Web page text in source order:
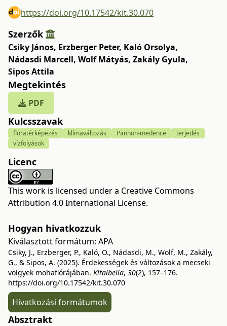
https://doi.org/10.17542/kit.30.070
Szerzők
Csiky János, Erzberger Peter, Kaló Orsolya,
Nádasdi Marcell, Wolf Mátyás, Zakály Gyula,
Sipos Attila
Megtekintés
PDF
Kulcsszavak
flóratérképezés klímaváltozás Pannon-medence
terjedés
vízfolyások
Licenc
This work is licensed under a Creative Commons
Attribution 4.0 International License.
Hogyan hivatkozzuk
Kiválasztott formátum: APA
Csiky, J., Erzberger, P., Kaló, O., Nádasdi, M., Wolf, M., Zakály,
G., & Sipos, A. (2025). Érdekességek és változások a mecseki
völgyek mohaflórájában. Kitaibelia, 30(2), 157–176.
https://doi.org/10.17542/kit.30.070
Hivatkozási formátumok
Absztrakt